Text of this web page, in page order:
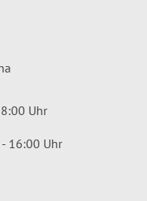
Uhr
16:00 Uhr